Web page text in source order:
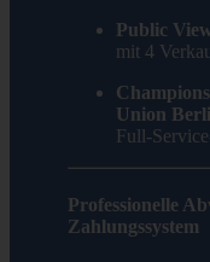
Public
mit 4
Union
Full-
Professionelle
Zahlungssystem